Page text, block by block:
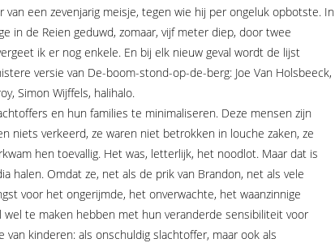
van een zevenjarig meisje, tegen wie hij per ongeluk opbotste. In
in de Reien geduwd, zomaar, vijf meter diep, door twee
ik er nog enkele. En bij elk nieuw geval wordt de lijst
versie van De-boom-stond-op-de-berg: Joe Van Holsbeeck,
Simon Wijffels, halihalo.
en hun families te minimaliseren. Deze mensen zijn
niets verkeerd, ze waren niet betrokken in louche zaken, ze
hen toevallig. Het was, letterlijk, het noodlot. Maar dat is
halen. Omdat ze, net als de prik van Brandon, net als vele
voor het ongerijmde, het onverwachte, het waanzinnige
wel te maken hebben met hun veranderde sensibiliteit voor
kinderen: als onschuldig slachtoffer, maar ook als